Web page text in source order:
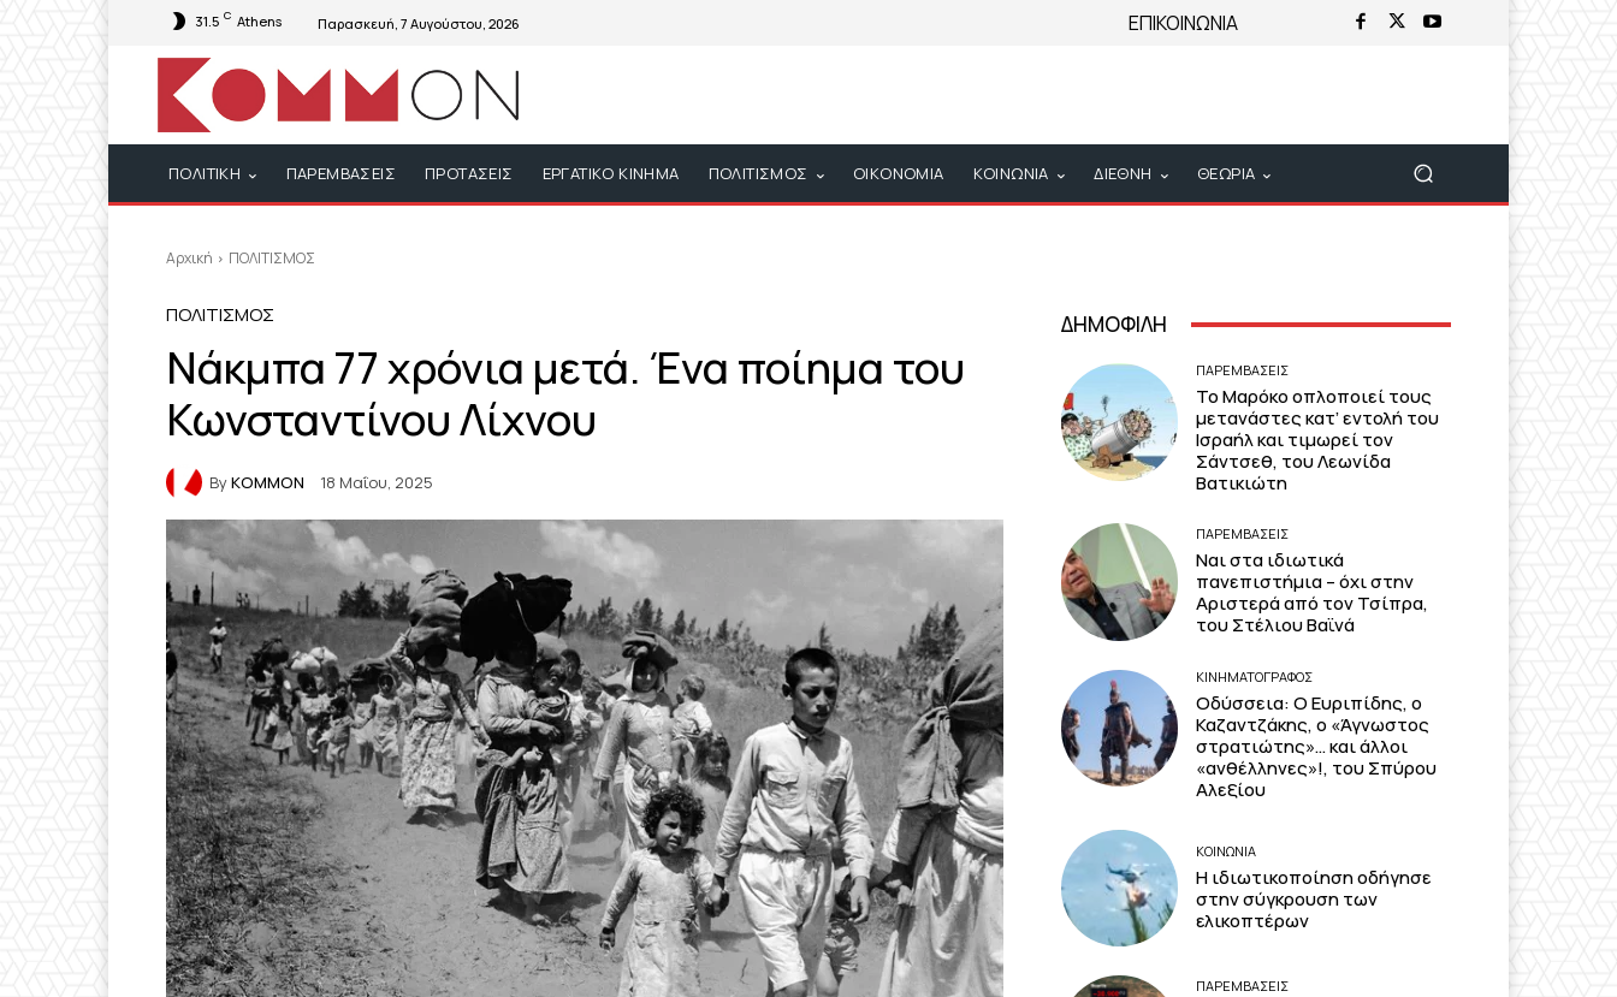
31.5 C Athens Παρασκευή, 7 Αυγούστου, 2026 ΕΠΙΚΟΙΝΩΝΙΑ
ΠΟΛΙΤΙΚΗ ΠΑΡΕΜΒΑΣΕΙΣ ΠΡΟΤΑΣΕΙΣ ΕΡΓΑΤΙΚΟ ΚΙΝΗΜΑ ΠΟΛΙΤΙΣΜΟΣ ΟΙΚΟΝΟΜΙΑ ΚΟΙΝΩΝΙΑ ΔΙΕΘΝΗ ΘΕΩΡΙΑ
Αρχική ΠΟΛΙΤΙΣΜΟΣ
ΠΟΛΙΤΙΣΜΟΣ
Νάκμπα 77 χρόνια μετά. Ένα ποίημα του
Κωνσταντίνου Λίχνου
ByKOMMON 18 Μαΐου, 2025
ΔΗΜΟΦΙΛΗ
ΠΑΡΕΜΒΑΣΕΙΣ
Το Μαρόκο οπλοποιεί τους
μετανάστες κατ’ εντολή του
Ισραήλ και τιμωρεί τον
Σάντσεθ, του Λεωνίδα
Βατικιώτη
ΠΑΡΕΜΒΑΣΕΙΣ
Ναι στα ιδιωτικά
πανεπιστήμια – όχι στην
Αριστερά από τον Τσίπρα,
του Στέλιου Βαϊνά
ΚΙΝΗΜΑΤΟΓΡΆΦΟΣ
Οδύσσεια: Ο Ευριπίδης, ο
Καζαντζάκης, ο «Άγνωστος
στρατιώτης»… και άλλοι
«ανθέλληνες»!, του Σπύρου
Αλεξίου
ΚΟΙΝΩΝΙΑ
Η ιδιωτικοποίηση οδήγησε
στην σύγκρουση των
ελικοπτέρων
ΠΑΡΕΜΒΑΣΕΙΣ